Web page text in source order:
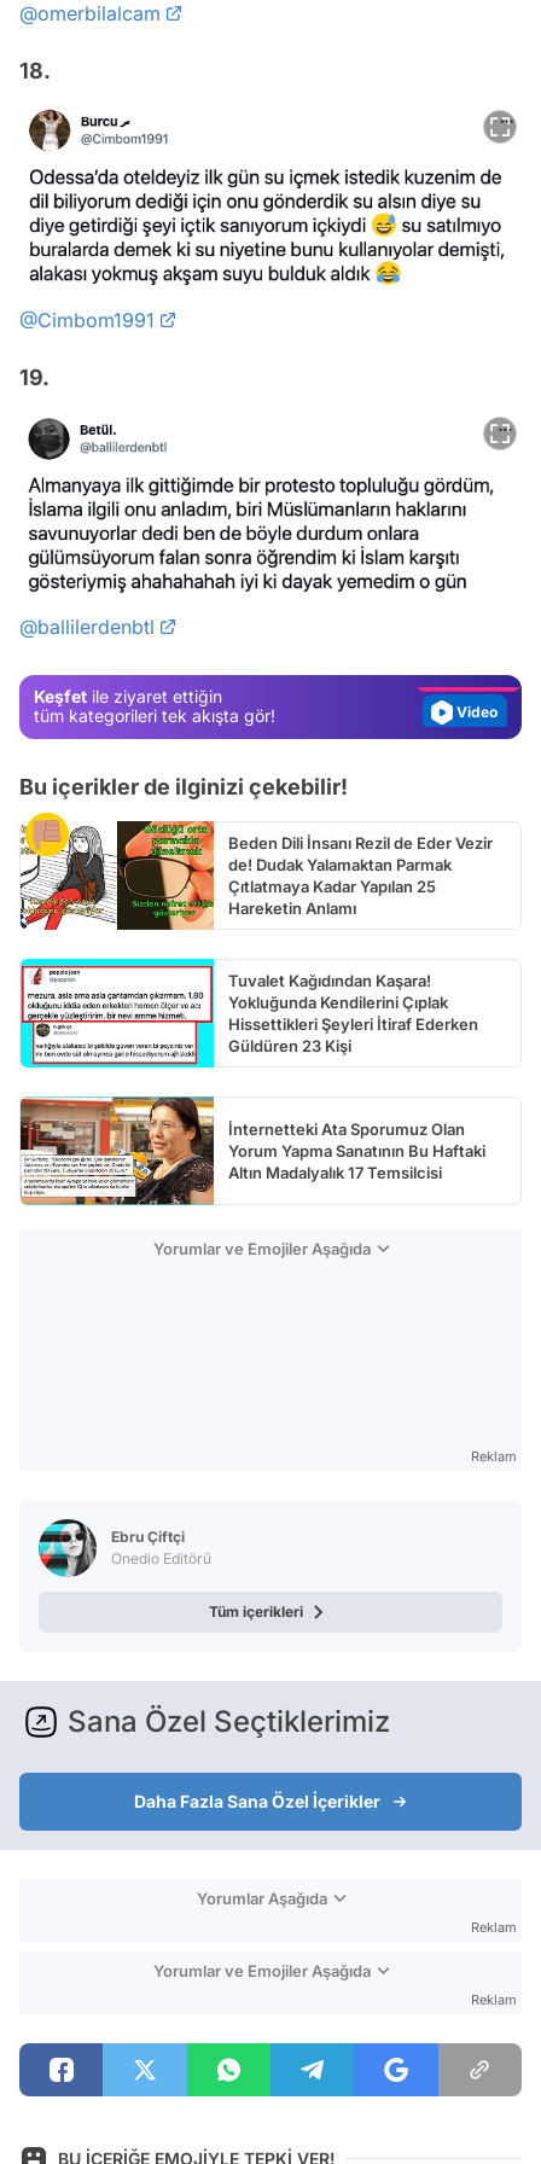
@omerbilalcam
18.
@Cimbom1991
19.
@ballilerdenbtl
Keşfet ile ziyaret ettiğin
tüm kategorileri tek akışta gör!
Video
Bu içerikler de ilginizi çekebilir!
Beden Dili İnsanı Rezil de Eder Vezir
de! Dudak Yalamaktan Parmak
Çıtlatmaya Kadar Yapılan 25
Hareketin Anlamı
Tuvalet Kağıdından Kaşara!
Yokluğunda Kendilerini Çıplak
Hissettikleri Şeyleri İtiraf Ederken
Güldüren 23 Kişi
İnternetteki Ata Sporumuz Olan
Yorum Yapma Sanatının Bu Haftaki
Altın Madalyalık 17 Temsilcisi
Yorumlar ve Emojiler Aşağıda
Reklam
Ebru Çiftçi
Onedio Editörü
Tüm içerikleri
Sana Özel Seçtiklerimiz
Daha Fazla Sana Özel İçerikler
Yorumlar Aşağıda
Reklam
Yorumlar ve Emojiler Aşağıda
Reklam
BU İÇERİĞE EMOJİYLE TEPKİ VER!